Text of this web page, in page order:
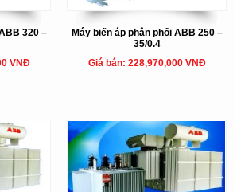
320 –
VNĐ
Máy biến áp phân phối ABB 250 –
35/0.4
Giá bán: 228,970,000 VNĐ